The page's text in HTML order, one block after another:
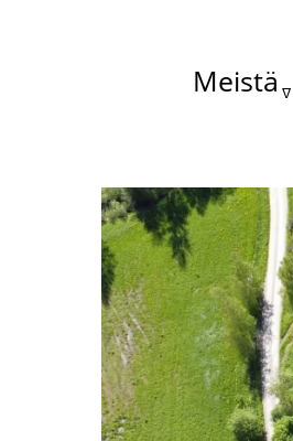
Main
Meistä